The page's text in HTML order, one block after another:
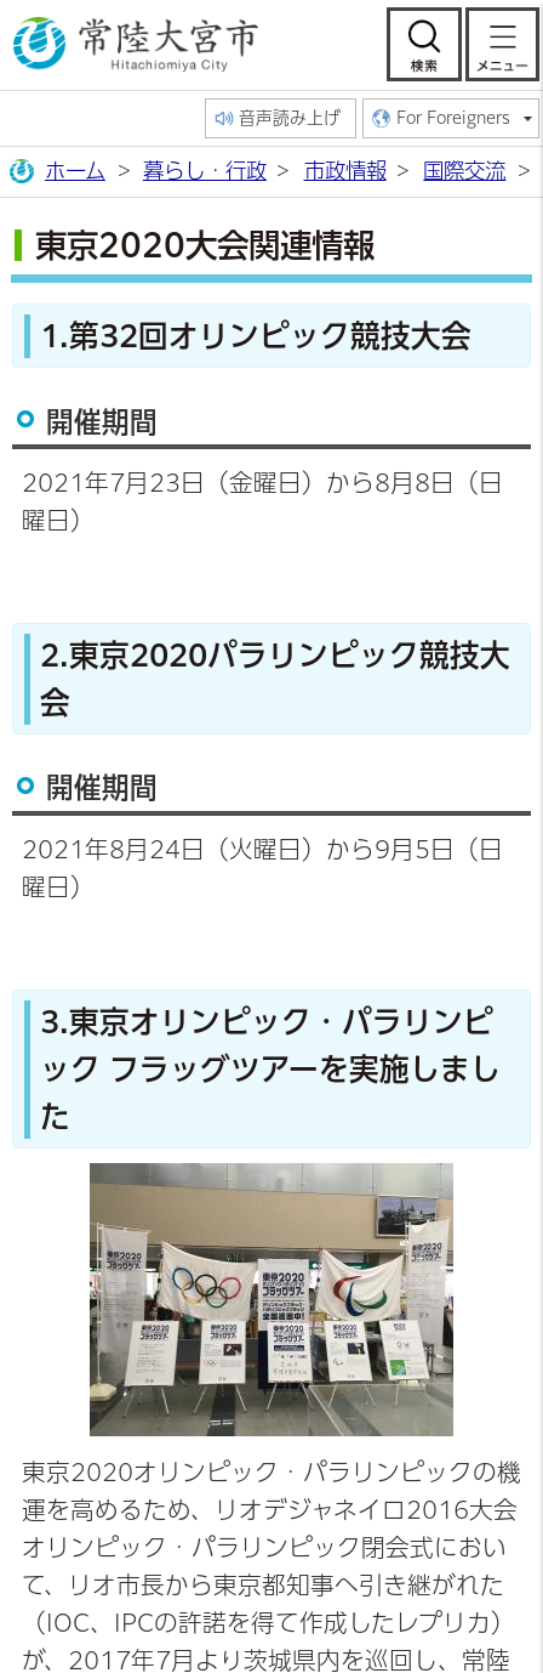
常陸大宮市公
検
音声読み上げ For Foreigners
ホーム 暮らし・行政 市政情報 国際交流
東京2020大会関連情報
1.第32回オリンピック競技大会
開催期間
2021年7月23日（金曜日）から8月8日（日
曜日）
2.東京2020パラリンピック競技大
会
開催期間
2021年8月24日（火曜日）から9月5日（日
曜日）
3.東京オリンピック・パラリンピ
ック フラッグツアーを実施しまし
た
東京2020オリンピック・パラリンピックの機
運を高めるため、リオデジャネイロ2016大会
オリンピック・パラリンピック閉会式におい
て、リオ市長から東京都知事へ引き継がれた
（IOC、IPCの許諾を得て作成したレプリカ）
が、2017年7月より茨城県内を巡回し、常陸